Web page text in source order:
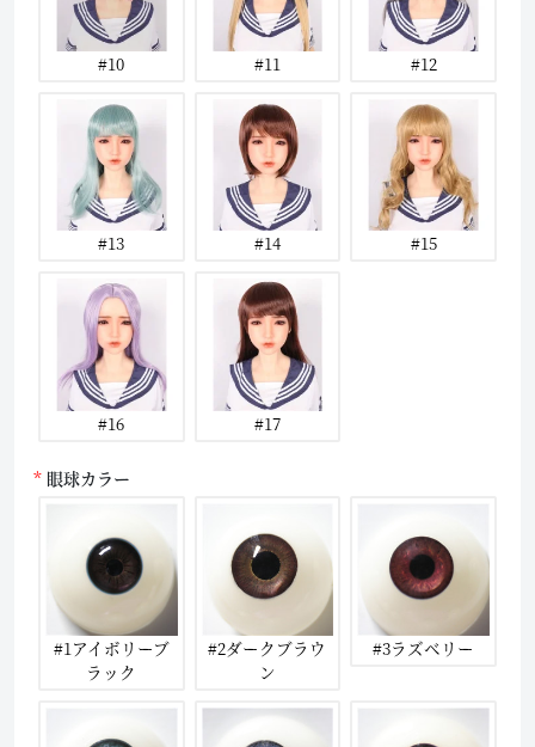
#10 #11 #12
#13 #14 #15
#16 #17
眼球カラー
#1アイボリーブ
ラック
#2ダークブラウ
ン
#3ラズベリー